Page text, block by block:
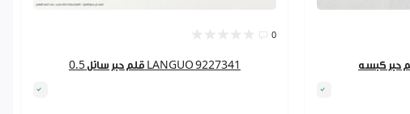
0
قلم حبر سائل 0.5 LANGUO 9227341